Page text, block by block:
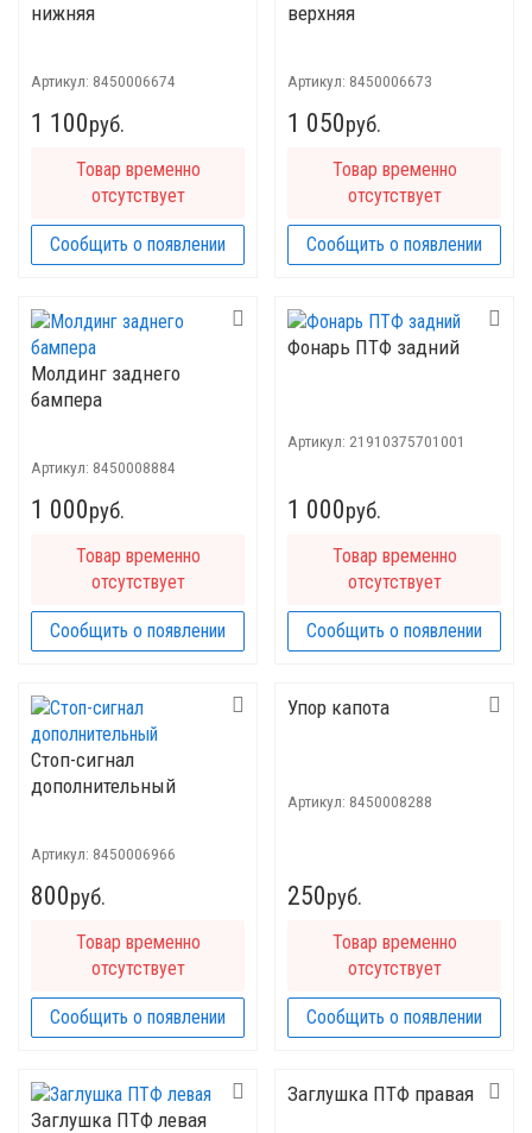
нижняя
Артикул: 8450006674
1 100руб.
Товар временно
отсутствует
Сообщить о появлении
верхняя
Артикул: 8450006673
1 050руб.
Товар временно
отсутствует
Сообщить о появлении
Молдинг заднего
бампера
Артикул: 8450008884
1 000руб.
Товар временно
отсутствует
Сообщить о появлении
Фонарь ПТФ задний
Артикул: 21910375701001
1 000руб.
Товар временно
отсутствует
Сообщить о появлении
Стоп-сигнал
дополнительный
Артикул: 8450006966
800руб.
Товар временно
отсутствует
Сообщить о появлении
Упор капота
Артикул: 8450008288
250руб.
Товар временно
отсутствует
Сообщить о появлении
Заглушка ПТФ левая
Заглушка ПТФ правая